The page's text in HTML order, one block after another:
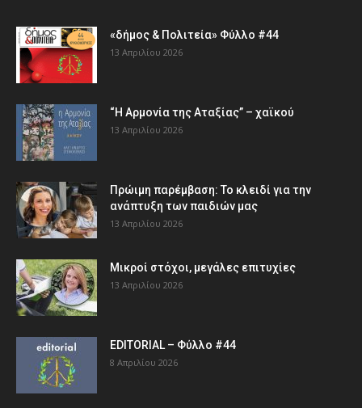
«δήμος & Πολιτεία» Φύλλο #44
13 Απριλίου 2026
“Η Αρμονία της Αταξίας” – χαϊκού
13 Απριλίου 2026
Πρώιμη παρέμβαση: Το κλειδί για την
ανάπτυξη των παιδιών µας
13 Απριλίου 2026
Μικροί στόχοι, μεγάλες επιτυχίες
13 Απριλίου 2026
EDITORIAL – Φύλλο #44
8 Απριλίου 2026